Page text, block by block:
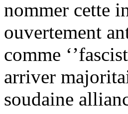
nommer cette
ouvertement
comme
arriver
soudaine